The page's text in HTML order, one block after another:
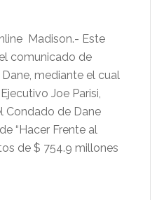
Madison.- Este
comunicado de
mediante el cual
Joe Parisi,
Condado de Dane
“Hacer Frente al
de $ 754.9 millones